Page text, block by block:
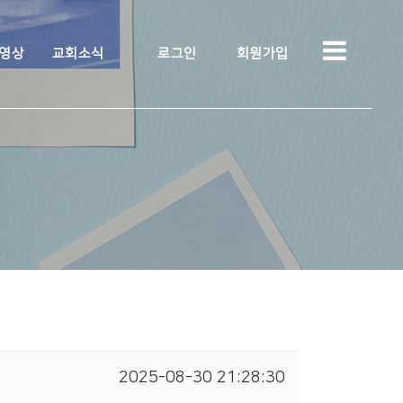
상 교회소식 로그인 회원가입
2025-08-30 21:28:30